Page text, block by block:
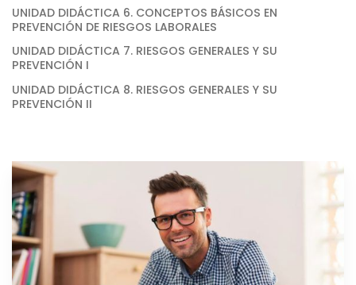
UNIDAD DIDÁCTICA 6. CONCEPTOS BÁSICOS EN
PREVENCIÓN DE RIESGOS LABORALES
UNIDAD DIDÁCTICA 7. RIESGOS GENERALES Y SU
PREVENCIÓN I
UNIDAD DIDÁCTICA 8. RIESGOS GENERALES Y SU
PREVENCIÓN II